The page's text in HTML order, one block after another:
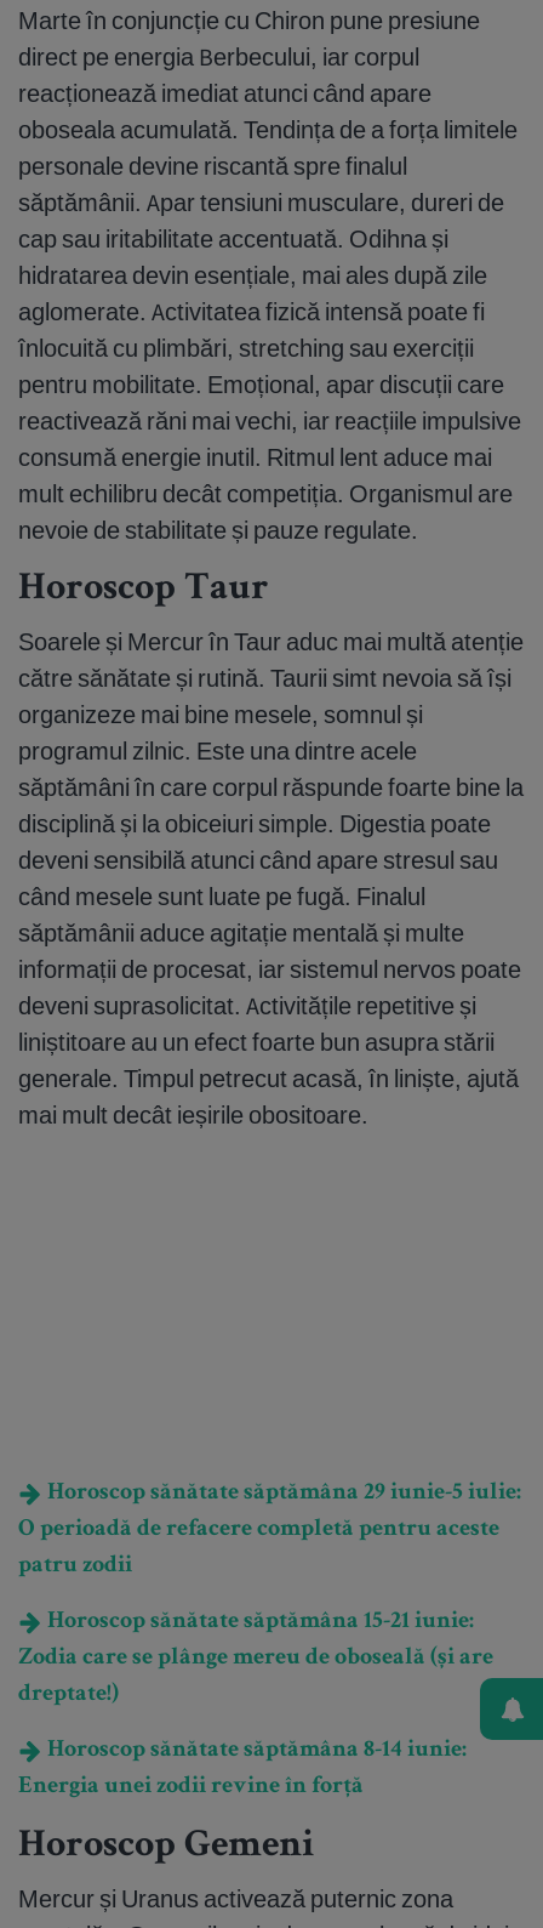
Marte în conjuncție cu Chiron pune presiune
direct pe energia Berbecului, iar corpul
reacționează imediat atunci când apare
oboseala acumulată. Tendința de a forța limitele
personale devine riscantă spre finalul
săptămânii. Apar tensiuni musculare, dureri de
cap sau iritabilitate accentuată. Odihna și
hidratarea devin esențiale, mai ales după zile
aglomerate. Activitatea fizică intensă poate fi
înlocuită cu plimbări, stretching sau exerciții
pentru mobilitate. Emoțional, apar discuții care
reactivează răni mai vechi, iar reacțiile impulsive
consumă energie inutil. Ritmul lent aduce mai
mult echilibru decât competiția. Organismul are
nevoie de stabilitate și pauze regulate.
Horoscop Taur
Soarele și Mercur în Taur aduc mai multă atenție
către sănătate și rutină. Taurii simt nevoia să își
organizeze mai bine mesele, somnul și
programul zilnic. Este una dintre acele
săptămâni în care corpul răspunde foarte bine la
disciplină și la obiceiuri simple. Digestia poate
deveni sensibilă atunci când apare stresul sau
când mesele sunt luate pe fugă. Finalul
săptămânii aduce agitație mentală și multe
informații de procesat, iar sistemul nervos poate
deveni suprasolicitat. Activitățile repetitive și
liniștitoare au un efect foarte bun asupra stării
generale. Timpul petrecut acasă, în liniște, ajută
mai mult decât ieșirile obositoare.
Horoscop sănătate săptămâna 29 iunie-5 iulie:
O perioadă de refacere completă pentru aceste
patru zodii
Horoscop sănătate săptămâna 15-21 iunie:
Zodia care se plânge mereu de oboseală (și are
dreptate!)
Horoscop sănătate săptămâna 8-14 iunie:
Energia unei zodii revine în forță
Horoscop Gemeni
Mercur și Uranus activează puternic zona